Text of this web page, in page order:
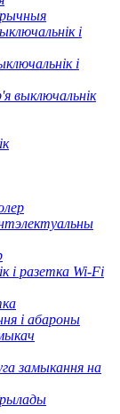
і
і
выключальнік
і разетка Wi-Fi
і абароны
замыкання на